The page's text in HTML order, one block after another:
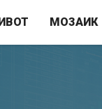
МОЗАИК